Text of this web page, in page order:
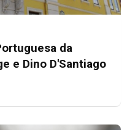
da
e Dino D'Santiago